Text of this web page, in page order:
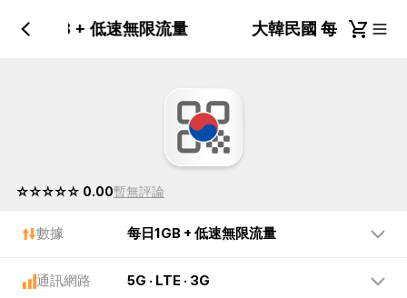
每日1GB + 低速無限流量 大韓民國 每日1GB
☆☆☆☆☆ 0.00暫無評論
數據 每日1GB + 低速無限流量
通訊網路 5G · LTE · 3G